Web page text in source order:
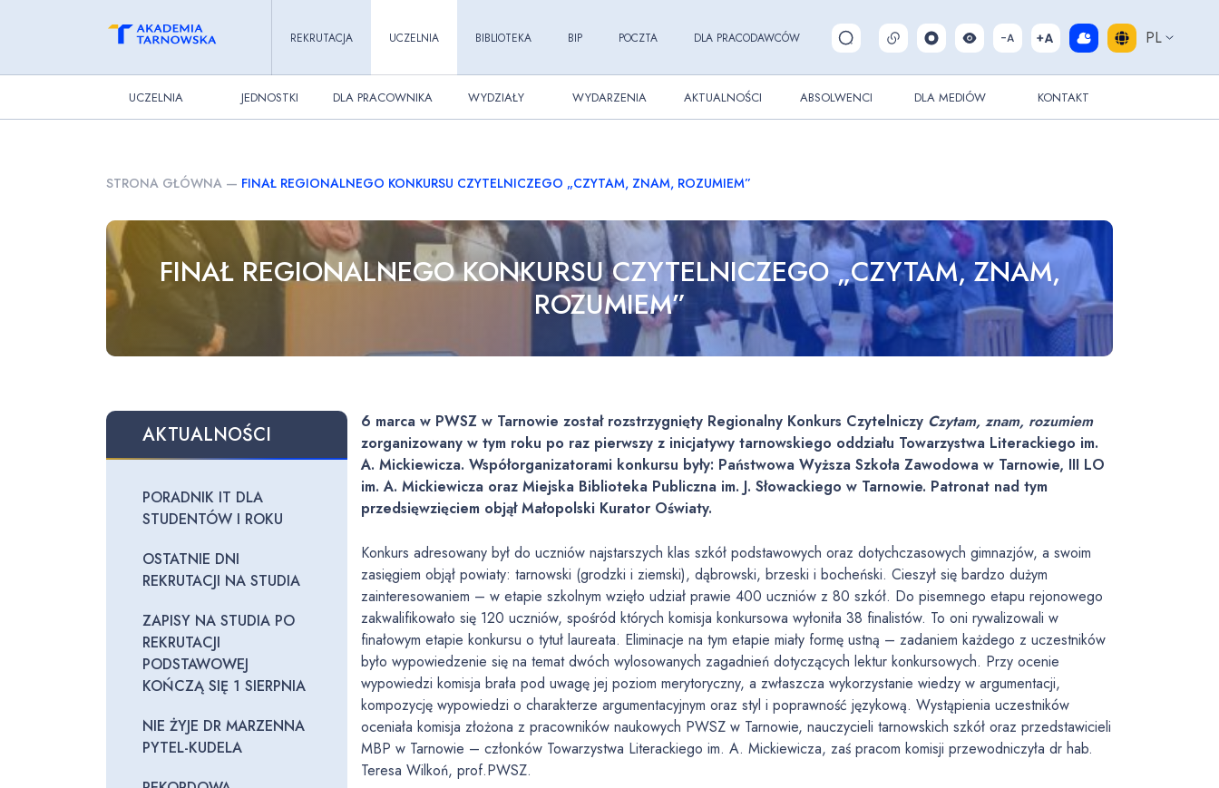
REKRUTACJA UCZELNIA BIBLIOTEKA BIP POCZTA DLA PRACODAWCÓW Pokaż/ukryj wyszukiwarkę PL
UCZELNIA JEDNOSTKI DLA PRACOWNIKA WYDZIAŁY WYDARZENIA AKTUALNOŚCI ABSOLWENCI DLA MEDIÓW KONTAKT
STRONA GŁÓWNA — FINAŁ REGIONALNEGO KONKURSU CZYTELNICZEGO „CZYTAM, ZNAM, ROZUMIEM”
FINAŁ REGIONALNEGO KONKURSU CZYTELNICZEGO „CZYTAM, ZNAM,
ROZUMIEM”
AKTUALNOŚCI
PORADNIK IT DLA
STUDENTÓW I ROKU
OSTATNIE DNI
REKRUTACJI NA STUDIA
ZAPISY NA STUDIA PO
REKRUTACJI
PODSTAWOWEJ
KOŃCZĄ SIĘ 1 SIERPNIA
NIE ŻYJE DR MARZENNA
PYTEL-KUDELA
6 marca w PWSZ w Tarnowie został rozstrzygnięty Regionalny Konkurs Czytelniczy Czytam, znam, rozumiem
zorganizowany w tym roku po raz pierwszy z inicjatywy tarnowskiego oddziału Towarzystwa Literackiego im.
A. Mickiewicza. Współorganizatorami konkursu były: Państwowa Wyższa Szkoła Zawodowa w Tarnowie, III LO
im. A. Mickiewicza oraz Miejska Biblioteka Publiczna im. J. Słowackiego w Tarnowie. Patronat nad tym
przedsięwzięciem objął Małopolski Kurator Oświaty.
Konkurs adresowany był do uczniów najstarszych klas szkół podstawowych oraz dotychczasowych gimnazjów, a swoim
zasięgiem objął powiaty: tarnowski (grodzki i ziemski), dąbrowski, brzeski i bocheński. Cieszył się bardzo dużym
zainteresowaniem – w etapie szkolnym wzięło udział prawie 400 uczniów z 80 szkół. Do pisemnego etapu rejonowego
zakwalifikowało się 120 uczniów, spośród których komisja konkursowa wyłoniła 38 finalistów. To oni rywalizowali w
finałowym etapie konkursu o tytuł laureata. Eliminacje na tym etapie miały formę ustną – zadaniem każdego z uczestników
było wypowiedzenie się na temat dwóch wylosowanych zagadnień dotyczących lektur konkursowych. Przy ocenie
wypowiedzi komisja brała pod uwagę jej poziom merytoryczny, a zwłaszcza wykorzystanie wiedzy w argumentacji,
kompozycję wypowiedzi o charakterze argumentacyjnym oraz styl i poprawność językową. Wystąpienia uczestników
oceniała komisja złożona z pracowników naukowych PWSZ w Tarnowie, nauczycieli tarnowskich szkół oraz przedstawicieli
MBP w Tarnowie – członków Towarzystwa Literackiego im. A. Mickiewicza, zaś pracom komisji przewodniczyła dr hab.
Teresa Wilkoń, prof.PWSZ.